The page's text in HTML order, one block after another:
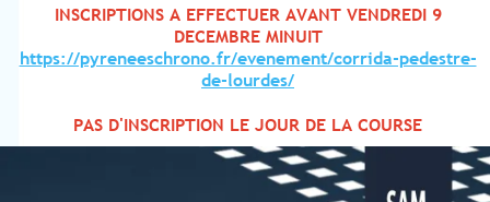
INSCRIPTIONS A EFFECTUER AVANT VENDREDI 9
DECEMBRE MINUIT
https://pyreneeschrono.fr/evenement/corrida-pedestre-
de-lourdes/
PAS D'INSCRIPTION LE JOUR DE LA COURSE